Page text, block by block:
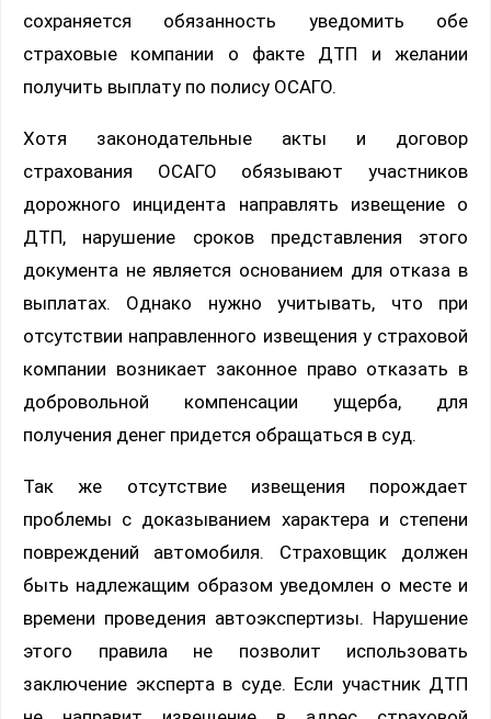
сохраняется обязанность уведомить обе
страховые компании о факте ДТП и желании
получить выплату по полису ОСАГО.
Хотя законодательные акты и договор
страхования ОСАГО обязывают участников
дорожного инцидента направлять извещение о
ДТП, нарушение сроков представления этого
документа не является основанием для отказа в
выплатах. Однако нужно учитывать, что при
отсутствии направленного извещения у страховой
компании возникает законное право отказать в
добровольной компенсации ущерба, для
получения денег придется обращаться в суд.
Так же отсутствие извещения порождает
проблемы с доказыванием характера и степени
повреждений автомобиля. Страховщик должен
быть надлежащим образом уведомлен о месте и
времени проведения автоэкспертизы. Нарушение
этого правила не позволит использовать
заключение эксперта в суде. Если участник ДТП